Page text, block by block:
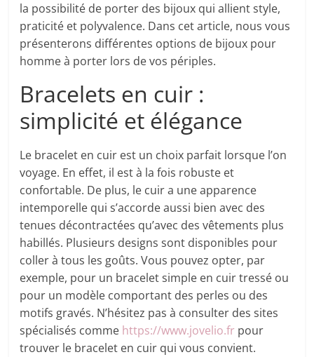
la possibilité de porter des bijoux qui allient style,
praticité et polyvalence. Dans cet article, nous vous
présenterons différentes options de bijoux pour
homme à porter lors de vos périples.
Bracelets en cuir :
simplicité et élégance
Le bracelet en cuir est un choix parfait lorsque l’on
voyage. En effet, il est à la fois robuste et
confortable. De plus, le cuir a une apparence
intemporelle qui s’accorde aussi bien avec des
tenues décontractées qu’avec des vêtements plus
habillés. Plusieurs designs sont disponibles pour
coller à tous les goûts. Vous pouvez opter, par
exemple, pour un bracelet simple en cuir tressé ou
pour un modèle comportant des perles ou des
motifs gravés. N’hésitez pas à consulter des sites
spécialisés comme https://www.jovelio.fr pour
trouver le bracelet en cuir qui vous convient.